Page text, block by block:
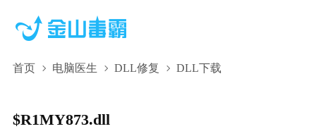
首页 电脑医生 DLL修复 DLL下载
$R1MY873.dll,$R1MY873.dll下载,$R1MY873.dll修复
$R1MY873.dll